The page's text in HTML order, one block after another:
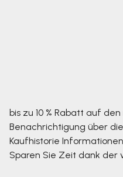
bis zu 10 % Rabatt auf
Benachrichtigung über
Kaufhistorie
Sparen Sie Zeit dank der